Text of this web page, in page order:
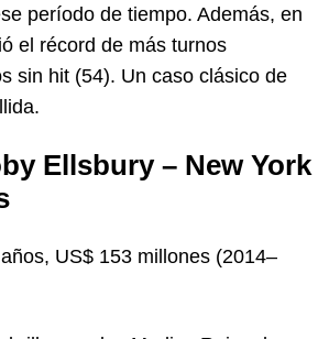
período de tiempo. Además, en
el récord de más turnos
sin hit (54). Un caso clásico de
Ellsbury – New York
US$ 153 millones (2014–